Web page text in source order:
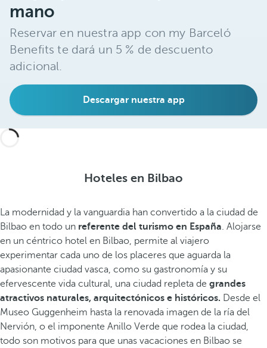
mano
Reservar en nuestra app con my Barceló
Benefits te dará un 5 % de descuento
adicional.
Descargar nuestra app
Hoteles en Bilbao
La modernidad y la vanguardia han convertido a la ciudad de
Bilbao en todo un referente del turismo en España. Alojarse
en un céntrico hotel en Bilbao, permite al viajero
experimentar cada uno de los placeres que aguarda la
apasionante ciudad vasca, como su gastronomía y su
efervescente vida cultural, una ciudad repleta de grandes
atractivos naturales, arquitectónicos e históricos. Desde el
Museo Guggenheim hasta la renovada imagen de la ría del
Nervión, o el imponente Anillo Verde que rodea la ciudad,
todo son motivos para que unas vacaciones en Bilbao se